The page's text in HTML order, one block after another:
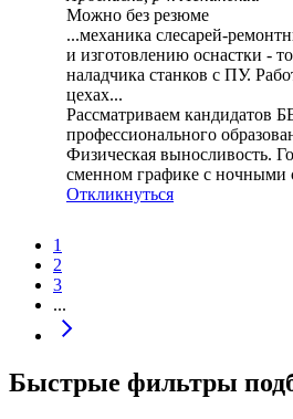
Можно без резюме
...механика слесарей-
и изготовлению оснастки -
наладчика станков с ПУ.
цехах...
Рассматриваем кандидатов
профессионального
Физическая выносливость.
сменном графике с ночными
Откликнуться
1
2
3
...
Быстрые фильтры